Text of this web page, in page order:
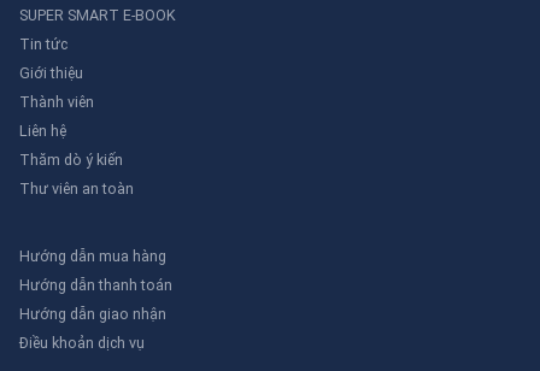
SUPER SMART E-BOOK
Tin tức
Giới thiệu
Thành viên
Liên hệ
Thăm dò ý kiến
Thư viên an toàn
Hướng dẫn mua hàng
Hướng dẫn thanh toán
Hướng dẫn giao nhận
Điều khoản dịch vụ